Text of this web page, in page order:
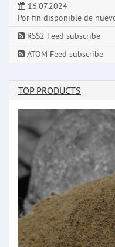
16.07.2024
Por fin disponible de
RSS2 Feed subscribe
ATOM Feed subscribe
TOP PRODUCTS